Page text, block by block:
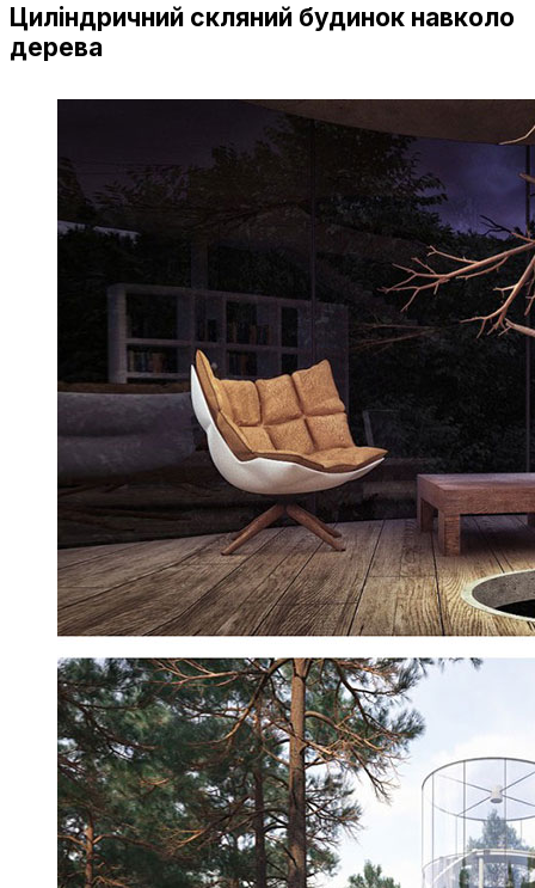
Циліндричний скляний будинок навколо
дерева